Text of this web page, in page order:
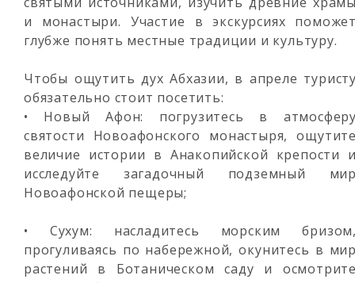
и монастыри. Участие в экскурсиях
глубже понять местные традиции и культуру.
Чтобы ощутить дух Абхазии, в апреле
обязательно стоит посетить:
• Новый Афон: погрузитесь в
святости Новоафонского монастыря,
величие истории в Анакопийской крепости
исследуйте загадочный подземный
Новоафонской пещеры;
• Сухум: насладитесь морским
прогуливаясь по набережной, окунитесь в
растений в Ботаническом саду и